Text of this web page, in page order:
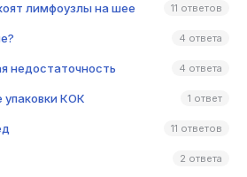
лимфоузлы на шее 11 ответов
4 ответа
недостаточность 4 ответа
упаковки КОК 1 ответ
11 ответов
2 ответа